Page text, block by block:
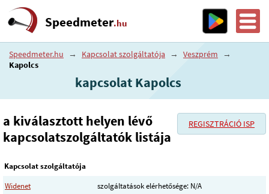
Speedmeter.hu
Speedmeter.hu → Kapcsolat szolgáltatója → Veszprém
→
Kapolcs
kapcsolat Kapolcs
REGISZTRÁCIÓ ISP
a kiválasztott helyen lévő
kapcsolatszolgáltatók listája
Kapcsolat szolgáltatója
Widenet
szolgáltatások elérhetősége: N/A